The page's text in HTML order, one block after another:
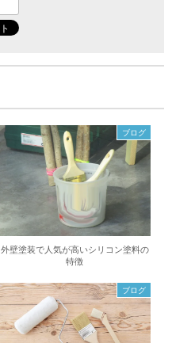
ブログ
外壁塗装で人気が高いシリコン塗料の
特徴
ブログ